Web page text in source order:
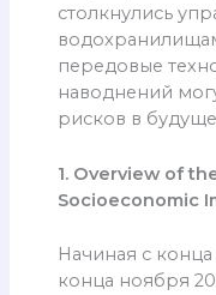
столкнулись
передовые
наводнений
рисков в
1. Overview of
Socioeconomic
Начиная с
конца ноября